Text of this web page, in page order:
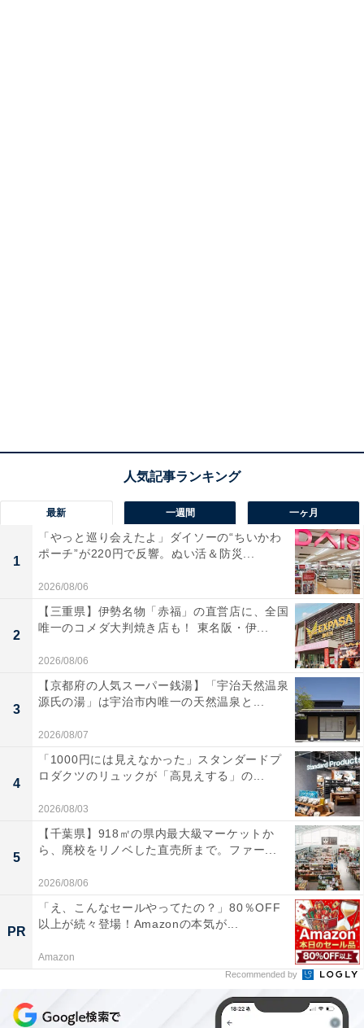
最新 一週間 一ヶ月
1
「やっと巡り会えたよ」ダイソーの“ちいかわ
ポーチ”が220円で反響。ぬい活＆防災...
2026/08/06
2
【三重県】伊勢名物「赤福」の直営店に、全国
唯一のコメダ大判焼き店も！ 東名阪・伊...
2026/08/06
3
【京都府の人気スーパー銭湯】「宇治天然温泉
源氏の湯」は宇治市内唯一の天然温泉と...
2026/08/07
4
「1000円には見えなかった」スタンダードプ
ロダクツのリュックが「高見えする」の...
2026/08/03
5
【千葉県】918㎡の県内最大級マーケットか
ら、廃校をリノベした直売所まで。ファー...
2026/08/06
PR
「え、こんなセールやってたの？」80％OFF
以上が続々登場！Amazonの本気が...
Amazon
Recommended by